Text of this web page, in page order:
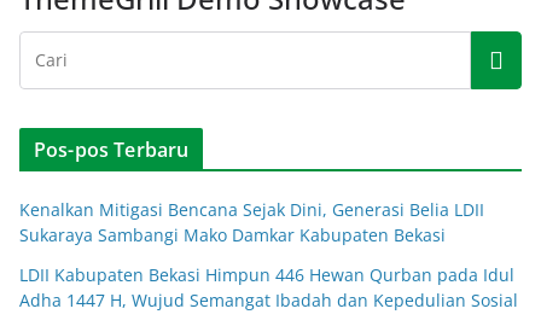
Pos-pos Terbaru
Kenalkan Mitigasi Bencana Sejak Dini, Generasi Belia LDII
Sukaraya Sambangi Mako Damkar Kabupaten Bekasi
LDII Kabupaten Bekasi Himpun 446 Hewan Qurban pada Idul
Adha 1447 H, Wujud Semangat Ibadah dan Kepedulian Sosial